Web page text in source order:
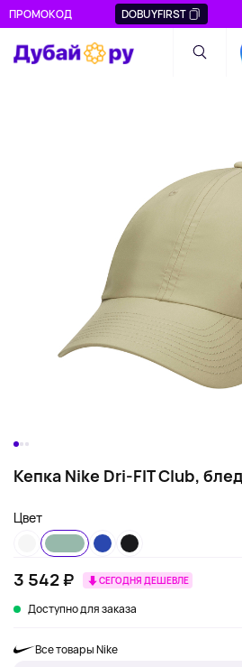
ПРОМОКОД DOBUYFIRST
Кепка Nike Dri-FIT Club,
Цвет
3 542 ₽ СЕГОДНЯ ДЕШЕВЛЕ
Доступно для заказа
Все товары Nike